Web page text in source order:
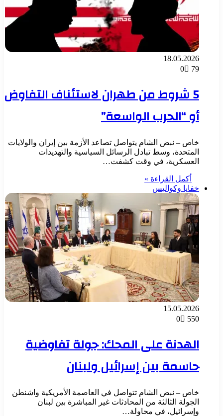
18.05.2026
0
79
5 شروط من طهران لاستئناف التفاوض
أو “الحرب الواسعة”
خاص – نبض الشام يتواصل تصاعد الأزمة بين إيران والولايات
المتحدة، وسط تبادل الرسائل السياسية والتهديدات
العسكرية، في وقت كشفت…
أكمل القراءة »
خفايا وكواليس
15.05.2026
0
550
الهدنة على المحك: جولة تفاوضية
حاسمة بين إسرائيل ولبنان
خاص – نبض الشام تتواصل في العاصمة الأمريكية واشنطن
الجولة الثالثة من المحادثات غير المباشرة بين لبنان
وإسرائيل، في محاولة…